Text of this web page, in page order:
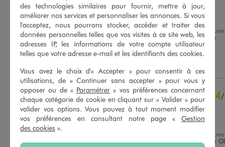
Basé sur14
avis soumis à un
contrôle
Voir tous les avis sur ce site
étoiles
4étoiles
4
3étoiles
0
2étoiles
0
1étoile 0
Trier les avis
Confortable
Avis du 02/08/2026
, suite à une
expérience du20/07/2026
par
Nathalie B.
4/
Avis vérifié et récompensé
Satisfaite
, suite à une
expérience du14/07/2026 par
des technologies similaires pour fournir, mettre à jour,
améliorer nos services et personnaliser les annonces. Si vous
l'acceptez, nous pourrons stocker, accéder et traiter des
données personnelles telles que vos visites à ce site web, les
adresses IP, les informations de votre compte utilisateur
telles que votre adresse e-mail et les identifiants des cookies.
Vous avez le choix d'« Accepter » pour consentir à ces
utilisations, de « Continuer sans accepter » pour vous y
opposer ou de « Paramétrer » vos préférences concernant
chaque catégorie de cookie en cliquant sur « Valider » pour
valider vos options. Vous pouvez à tout moment modifier
vos préférences en consultant notre page « Gestion
des cookies ».